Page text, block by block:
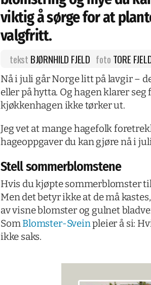
viktig å sørge for at
valgfritt.
tekst BJØRNHILD FJELD foto TORE
Nå i juli går Norge litt på lavgir –
eller på hytta. Og hagen klarer
kjøkkenhagen ikke tørker ut.
Jeg vet at mange hagefolk
hageoppgaver du kan gjøre nå i
Stell sommerblomstene
Hvis du kjøpte sommerblomster
Men det betyr ikke at de må
av visne blomster og gulnet
SomBlomster-Sveinpleier å si:
ikke saks.